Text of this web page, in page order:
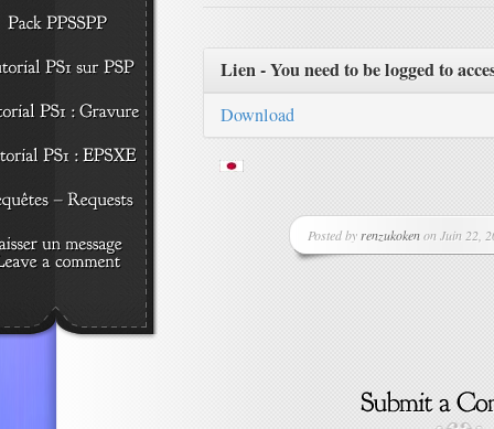
Lien - You need to be logged to
Download
Posted by renzukokenon Juin 22,